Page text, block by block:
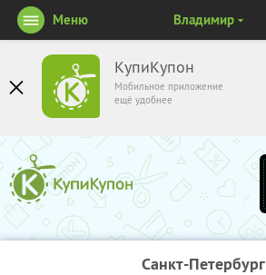
КупиКупон
Мобильное приложение
ещё удобнее
Меню Владимир
Санкт-Петербург